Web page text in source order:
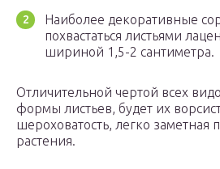
Наиболее декоративные
похвастаться листьями
шириной 1,5-2 сантиметра.
Отличительной чертой всех
формы листьев, будет их
шероховатость, легко заметная
растения.